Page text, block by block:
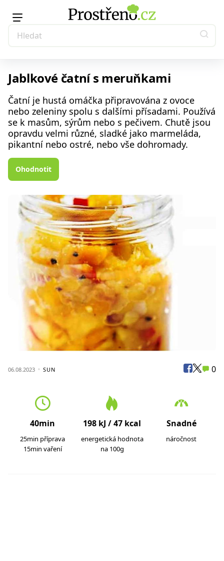
Jablkové čatní s meruňkami
Čatní je hustá omáčka připravována z ovoce
nebo zeleniny spolu s dalšími přísadami. Používá
se k masům, sýrům nebo s pečivem. Chutě jsou
opravdu velmi různé, sladké jako marmeláda,
pikantní nebo ostré, nebo vše dohromady.
Ohodnotit
06.08.2023 SUN 0
40min
25min příprava
15min vaření
198 kJ / 47 kcal
energetická hodnota
na 100g
Snadné
náročnost